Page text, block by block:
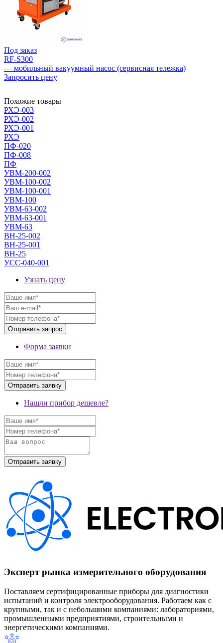
Под заказ
RF-S300
— мобильный вакуумный насос (сервисная тележка)
Запросить цену
Похожие товары
РХЭ-003
РХЭ-002
РХЭ-001
РХЭ
ПФ-020
ПФ-008
ПФ
УВМ-200-002
УВМ-100-002
УВМ-100-001
УВМ-100
УВМ-63-002
УВМ-63-001
УВМ-63
ВН-25-002
ВН-25-001
ВН-25
УСС-040-001
Узнать цену
Форма заявки
Нашли прибор дешевле?
Эксперт рынка измерительного оборудования
Поставляем сертифицированные приборы для диагностики
испытаний и контроля электрооборудования. Работаем как с
крупными, так и с небольшими компаниями: лабораториями,
промышленными предприятиями, строительными и
энергетическими компаниями.